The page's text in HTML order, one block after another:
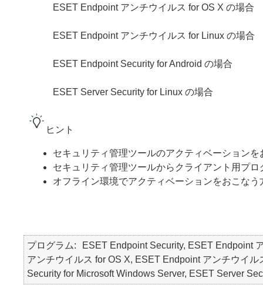
ESET Endpoint アンチウイルス for OS X の場合
ESET Endpoint アンチウイルス for Linux の場合
ESET Endpoint Security for Android の場合
ESET Server Security for Linux の場合
ヒント
セキュリティ管理ツールのアクティベーションを
セキュリティ管理ツールからクライアント用プ
オフライン環境でアクティベーションをおこなう
プログラム
ESET Endpoint Security, ESET Endpoint
アンチウイルス for OS X, ESET Endpoint アンチウイ
Security for Microsoft Windows Server, ESET Server